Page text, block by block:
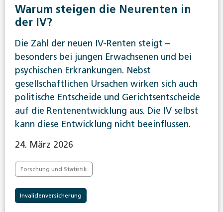
Warum steigen die Neurenten in
der IV?
Die Zahl der neuen IV-Renten steigt –
besonders bei jungen Erwachsenen und bei
psychischen Erkrankungen. Nebst
gesellschaftlichen Ursachen wirken sich auch
politische Entscheide und Gerichtsentscheide
auf die Rentenentwicklung aus. Die IV selbst
kann diese Entwicklung nicht beeinflussen.
24. März 2026
Forschung und Statistik
Invalidenversicherung